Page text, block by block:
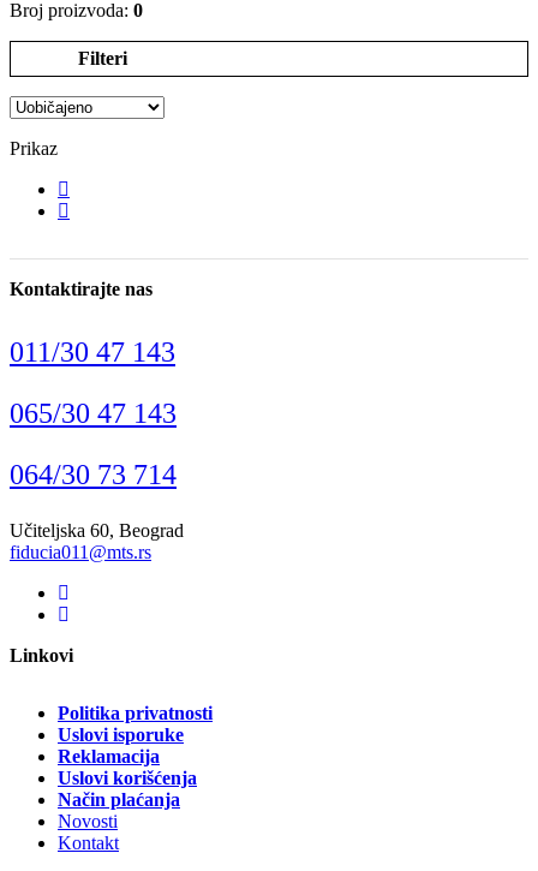
Broj proizvoda: 0
Filteri
Prikaz
Kontaktirajte nas
011/30 47 143
065/30 47 143
064/30 73 714
Učiteljska 60, Beograd
fiducia011@mts.rs
Linkovi
Politika privatnosti
Uslovi isporuke
Reklamacija
Uslovi korišćenja
Način plaćanja
Novosti
Kontakt